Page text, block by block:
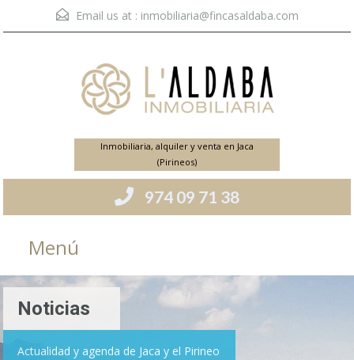
Email us at : inmobiliaria@fincasaldaba.com
Inmobiliaria, alquiler y venta en Jaca
(Pirineos)
974 09 71 38
Menú
Noticias
Actualidad y agenda de Jaca y el Pirineo